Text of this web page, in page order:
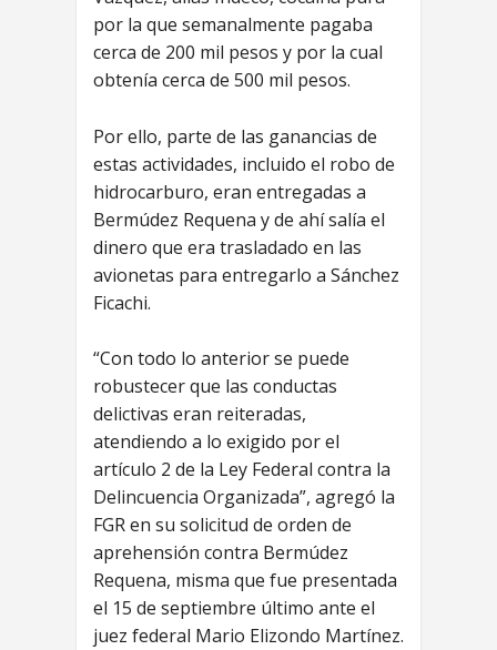
por la que semanalmente pagaba
cerca de 200 mil pesos y por la cual
obtenía cerca de 500 mil pesos.
Por ello, parte de las ganancias de
estas actividades, incluido el robo de
hidrocarburo, eran entregadas a
Bermúdez Requena y de ahí salía el
dinero que era trasladado en las
avionetas para entregarlo a Sánchez
Ficachi.
“Con todo lo anterior se puede
robustecer que las conductas
delictivas eran reiteradas,
atendiendo a lo exigido por el
artículo 2 de la Ley Federal contra la
Delincuencia Organizada”, agregó la
FGR en su solicitud de orden de
aprehensión contra Bermúdez
Requena, misma que fue presentada
el 15 de septiembre último ante el
juez federal Mario Elizondo Martínez.